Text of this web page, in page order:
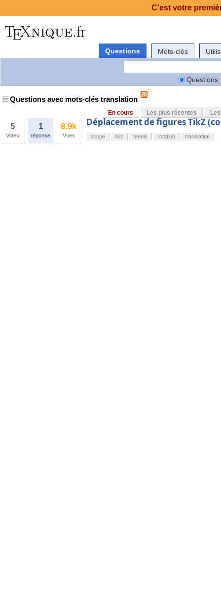
Questions Mots-clés
Questions
Questions avec mots-clés translation
En cours Les plus récentes
5
Votes
1
réponse
8.9k
Vues
Déplacement de figures TikZ
scope tikz tennis rotation translation
C'est votre